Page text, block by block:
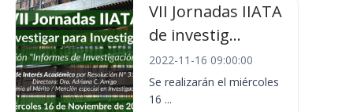
VII Jornadas IIATA
de investig...
2022-11-16 09:00:00
Se realizarán el miércoles
16 ...